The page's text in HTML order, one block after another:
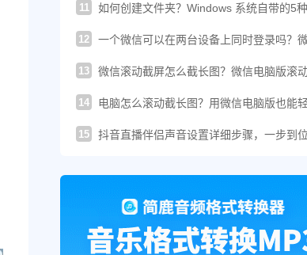
11
如何创建文件夹？Windows 系统自带的5
12
一个微信可以在两台设备上同时登录吗？
13
微信滚动截屏怎么截长图？微信电脑版滚
14
电脑怎么滚动截长图？用微信电脑版也能
15
抖音直播伴侣声音设置详细步骤，一步到